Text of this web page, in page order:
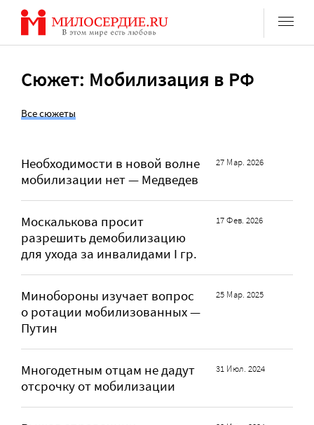
Перейти
содержанию
Сюжет: Мобилизация в РФ
Все сюжеты
Необходимости в новой волне
мобилизации нет — Медведев
27 Мар. 2026
Москалькова просит
разрешить демобилизацию
для ухода за инвалидами I гр.
17 Фев. 2026
Минобороны изучает вопрос
о ротации мобилизованных —
Путин
25 Мар. 2025
Многодетным отцам не дадут
отсрочку от мобилизации
31 Июл. 2024